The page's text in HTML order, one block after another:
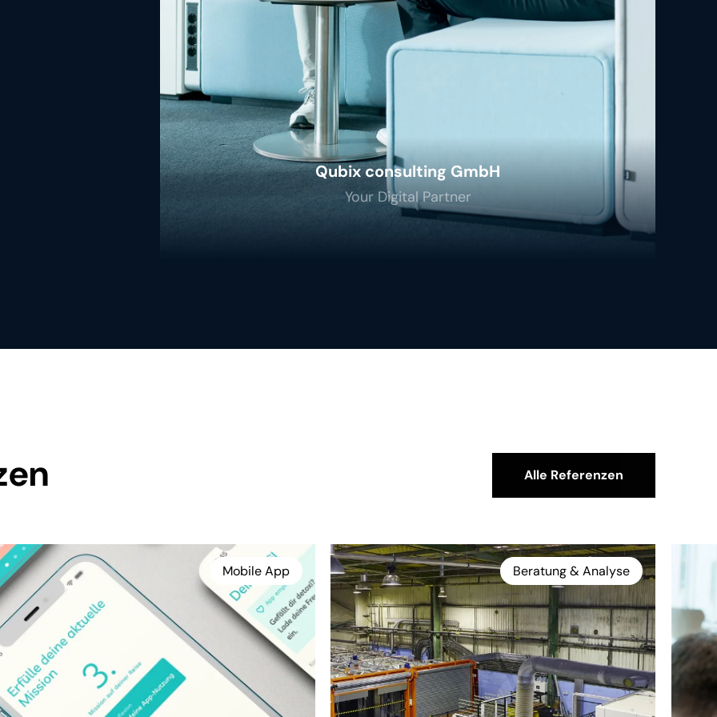
Qubix consulting GmbH
Your Digital Partner
Alle Referenzen
Beratung & Analyse Beratung & Analyse